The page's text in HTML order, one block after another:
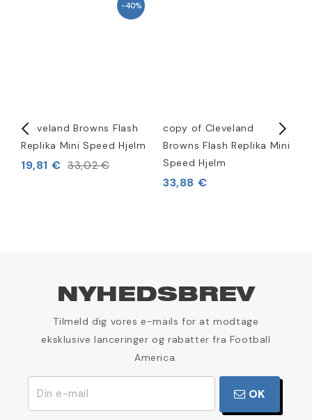
-40%
Cleveland Browns Flash
Replika Mini Speed Hjelm
19,81 € 33,02 €
copy of Cleveland
Browns Flash Replika Mini
Speed Hjelm
33,88 €
NYHEDSBREV
Tilmeld dig vores e-mails for at modtage
eksklusive lanceringer og rabatter fra Football
America.
OK